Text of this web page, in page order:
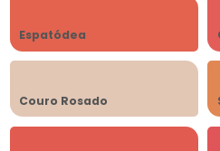
Espatódea
Couro Rosado